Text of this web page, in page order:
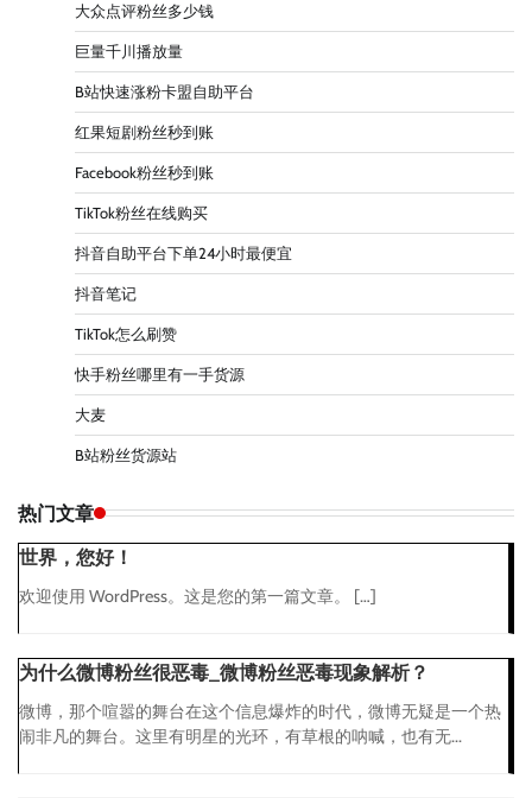
大众点评粉丝多少钱
巨量千川播放量
B站快速涨粉卡盟自助平台
红果短剧粉丝秒到账
Facebook粉丝秒到账
TikTok粉丝在线购买
抖音自助平台下单24小时最便宜
抖音笔记
TikTok怎么刷赞
快手粉丝哪里有一手货源
大麦
B站粉丝货源站
热门文章
世界，您好！
欢迎使用 WordPress。这是您的第一篇文章。 […]
为什么微博粉丝很恶毒_微博粉丝恶毒现象解析？
微博，那个喧嚣的舞台在这个信息爆炸的时代，微博无疑是一个热
闹非凡的舞台。这里有明星的光环，有草根的呐喊，也有无...